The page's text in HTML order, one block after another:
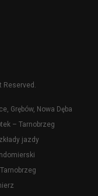
Reserved.
Grębów, Nowa Dęba
– Tarnobrzeg
jazdy